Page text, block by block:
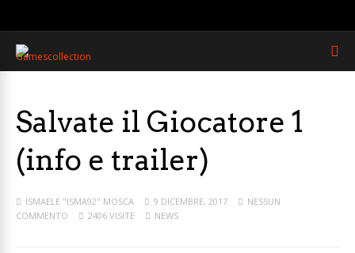
Salvate il Giocatore 1
(info e trailer)
ISMAELE "ISMA92" MOSCA 9 DICEMBRE, 2017
NESSUN
COMMENTO
2406 VISITE NEWS